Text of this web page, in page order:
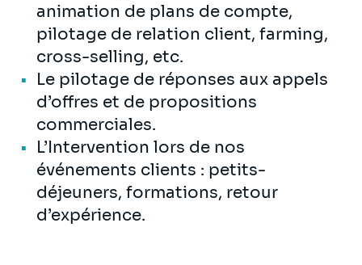
animation de plans de compte,
pilotage de relation client, farming,
cross-selling, etc.
Le pilotage de réponses aux appels
d’offres et de propositions
commerciales.
L’Intervention lors de nos
événements clients : petits-
déjeuners, formations, retour
d’expérience.